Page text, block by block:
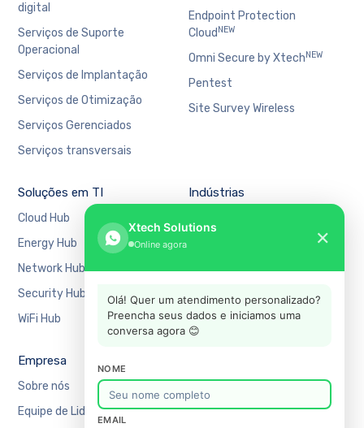
digital
Serviços de Suporte
Operacional
Serviços de Implantação
Serviços de Otimização
Serviços Gerenciados
Serviços transversais
Endpoint Protection
Cloud NEW
Omni Secure by XtechNEW
Pentest
Site Survey Wireless
Soluções em TI
Cloud Hub
Energy Hub
Network Hub
Security Hub
WiFi Hub
Indústrias
Manufatura
Mercado Financeiro
Varejo
Empresa
Sobre nós
Equipe de Liderança
Recursos
Xtech Solutions
Online agora ✕
Olá! Quer um atendimento personalizado?
Preencha seus dados e iniciamos uma
conversa agora 😊
NOME
EMAIL